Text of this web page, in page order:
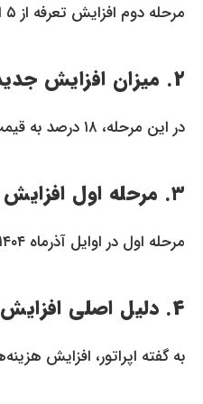
مرحله دوم افزایش تعرفه از ۵ اسفند ۱۴۰۴ اجرایی شده است.
۲. میزان افزایش جدید قیمت‌ها چقدر است؟
در این مرحله، ۱۸ درصد به قیمت بسته‌های اینترنت همراه افزوده شده است.
۳. مرحله اول افزایش قیمت چه زمانی بود؟
مرحله اول در اوایل آذرماه ۱۴۰۴ با افزایش ۲۰ درصدی اعمال شد.
۴. دلیل اصلی افزایش تعرفه اینترنت چیست؟
به گفته اپراتور، افزایش